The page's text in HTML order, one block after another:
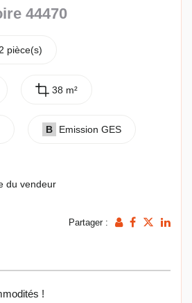
44470
pièce(s)
38 m²
B Emission GES
du vendeur
Partager :
!